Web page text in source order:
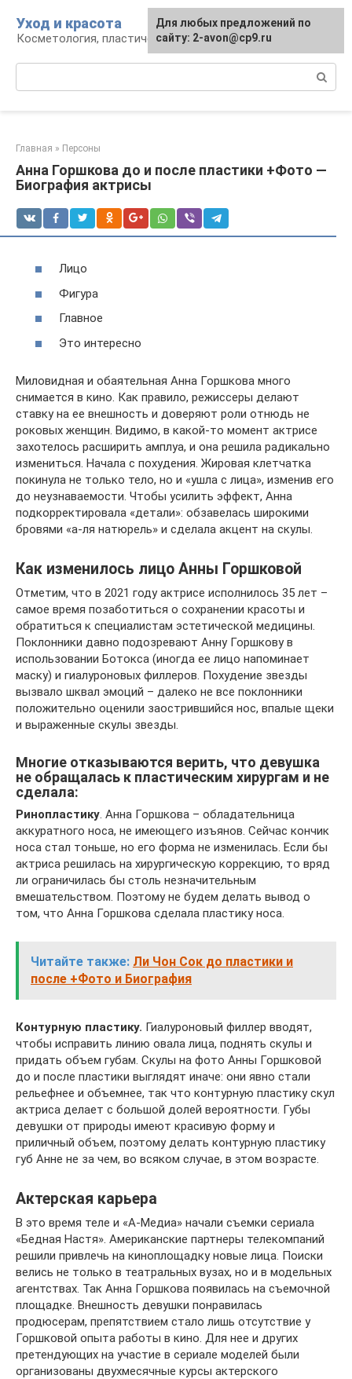
контенту
Уход и красота
Косметология, пластическая хирургия, уход
Главная » Персоны
Анна Горшкова до и после пластики +Фото —
Биография актрисы
Лицо
Фигура
Главное
Это интересно
Миловидная и обаятельная Анна Горшкова много
снимается в кино. Как правило, режиссеры делают
ставку на ее внешность и доверяют роли отнюдь не
роковых женщин. Видимо, в какой-то момент актрисе
захотелось расширить амплуа, и она решила радикально
измениться. Начала с похудения. Жировая клетчатка
покинула не только тело, но и «ушла с лица», изменив его
до неузнаваемости. Чтобы усилить эффект, Анна
подкорректировала «детали»: обзавелась широкими
бровями «а-ля натюрель» и сделала акцент на скулы.
Как изменилось лицо Анны Горшковой
Отметим, что в 2021 году актрисе исполнилось 35 лет –
самое время позаботиться о сохранении красоты и
обратиться к специалистам эстетической медицины.
Поклонники давно подозревают Анну Горшкову в
использовании Ботокса (иногда ее лицо напоминает
маску) и гиалуроновых филлеров. Похудение звезды
вызвало шквал эмоций – далеко не все поклонники
положительно оценили заострившийся нос, впалые щеки
и выраженные скулы звезды.
Многие отказываются верить, что девушка
не обращалась к пластическим хирургам и не
сделала:
Ринопластику . Анна Горшкова – обладательница
аккуратного носа, не имеющего изъянов. Сейчас кончик
носа стал тоньше, но его форма не изменилась. Если бы
актриса решилась на хирургическую коррекцию, то вряд
ли ограничилась бы столь незначительным
вмешательством. Поэтому не будем делать вывод о
том, что Анна Горшкова сделала пластику носа.
Читайте также: Ли Чон Сок до пластики и
после +Фото и Биография
Контурную пластику. Гиалуроновый филлер вводят,
чтобы исправить линию овала лица, поднять скулы и
придать объем губам. Скулы на фото Анны Горшковой
до и после пластики выглядят иначе: они явно стали
рельефнее и объемнее, так что контурную пластику скул
актриса делает с большой долей вероятности. Губы
девушки от природы имеют красивую форму и
приличный объем, поэтому делать контурную пластику
губ Анне не за чем, во всяком случае, в этом возрасте.
Актерская карьера
В это время теле и «А-Медиа» начали съемки сериала
«Бедная Настя». Американские партнеры телекомпаний
решили привлечь на киноплощадку новые лица. Поиски
велись не только в театральных вузах, но и в модельных
агентствах. Так Анна Горшкова появилась на съемочной
площадке. Внешность девушки понравилась
продюсерам, препятствием стало лишь отсутствие у
Горшковой опыта работы в кино. Для нее и других
претендующих на участие в сериале моделей были
организованы двухмесячные курсы актерского
Для любых предложений по
сайту: 2-avon@cp9.ru